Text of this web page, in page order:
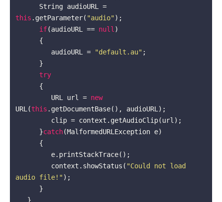
this .getParameter( "audio" );
if(audioURL == null )
         audioURL =
"default.au" ;
try
         URL url =
new
URL(this .getDocumentBase(), audioURL);
      }
catch(MalformedURLException e)
         context.showStatus(
"Could not load
audio file!" );